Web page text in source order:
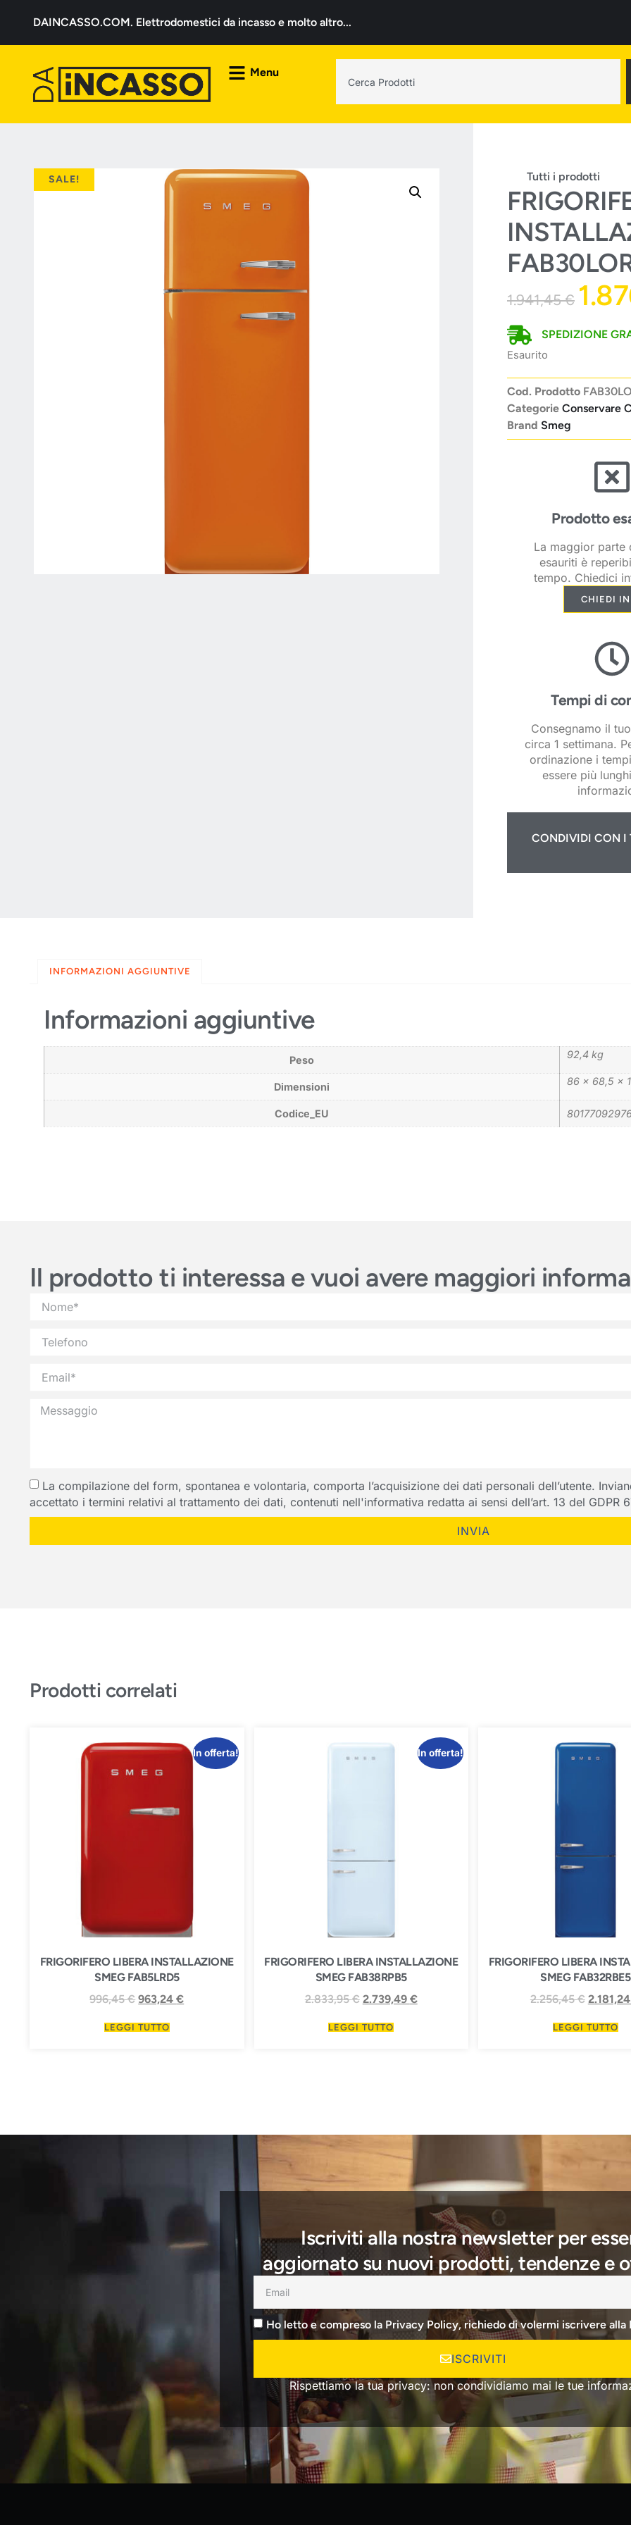
DAINCASSO.COM. Elettrodomestici da incasso e molto altro...
Menu
SALE! Tutti i prodotti
1.941,45€
SPEDIZIONE
Esaurito
Cod. Prodotto
Categorie Conservare
Brand Smeg
Prodotto
La maggior parte
esauriti è
tempo. Chiedici
CHIEDI
Tempi di
Consegnamo il
circa 1 settimana.
ordinazione i
essere più
CONDIVIDI CON I
INFORMAZIONI AGGIUNTIVE
Informazioni aggiuntive
Peso 92,4 kg
Dimensioni 86 × 68,5 ×
Codice_EU
Il prodotto ti interessa e vuoi avere maggiori
La compilazione del form, spontanea e volontaria, comporta l’acquisizione dei dati personali dell’utente.
accettato i termini relativi al trattamento dei dati, contenuti nell'informativa redatta ai sensi dell’art. 13 del GDPR
INVIA
Prodotti correlati
In offerta!
FRIGORIFERO LIBERA INSTALLAZIONE
SMEG FAB5LRD5
996,45€ 963,24€
LEGGI TUTTO
In offerta!
FRIGORIFERO LIBERA INSTALLAZIONE
SMEG FAB38RPB5
2.833,95€ 2.739,49 €
LEGGI TUTTO
FRIGORIFERO LIBERA
SMEG FAB32RBE5
2.256,45€ 2.181,24
LEGGI TUTTO
Iscriviti alla nostra newsletter per
aggiornato su nuovi prodotti, tendenze e
Ho letto e compreso la Privacy Policy, richiedo di volermi iscrivere alla
ISCRIVITI
Rispettiamo la tua privacy: non condividiamo mai le tue